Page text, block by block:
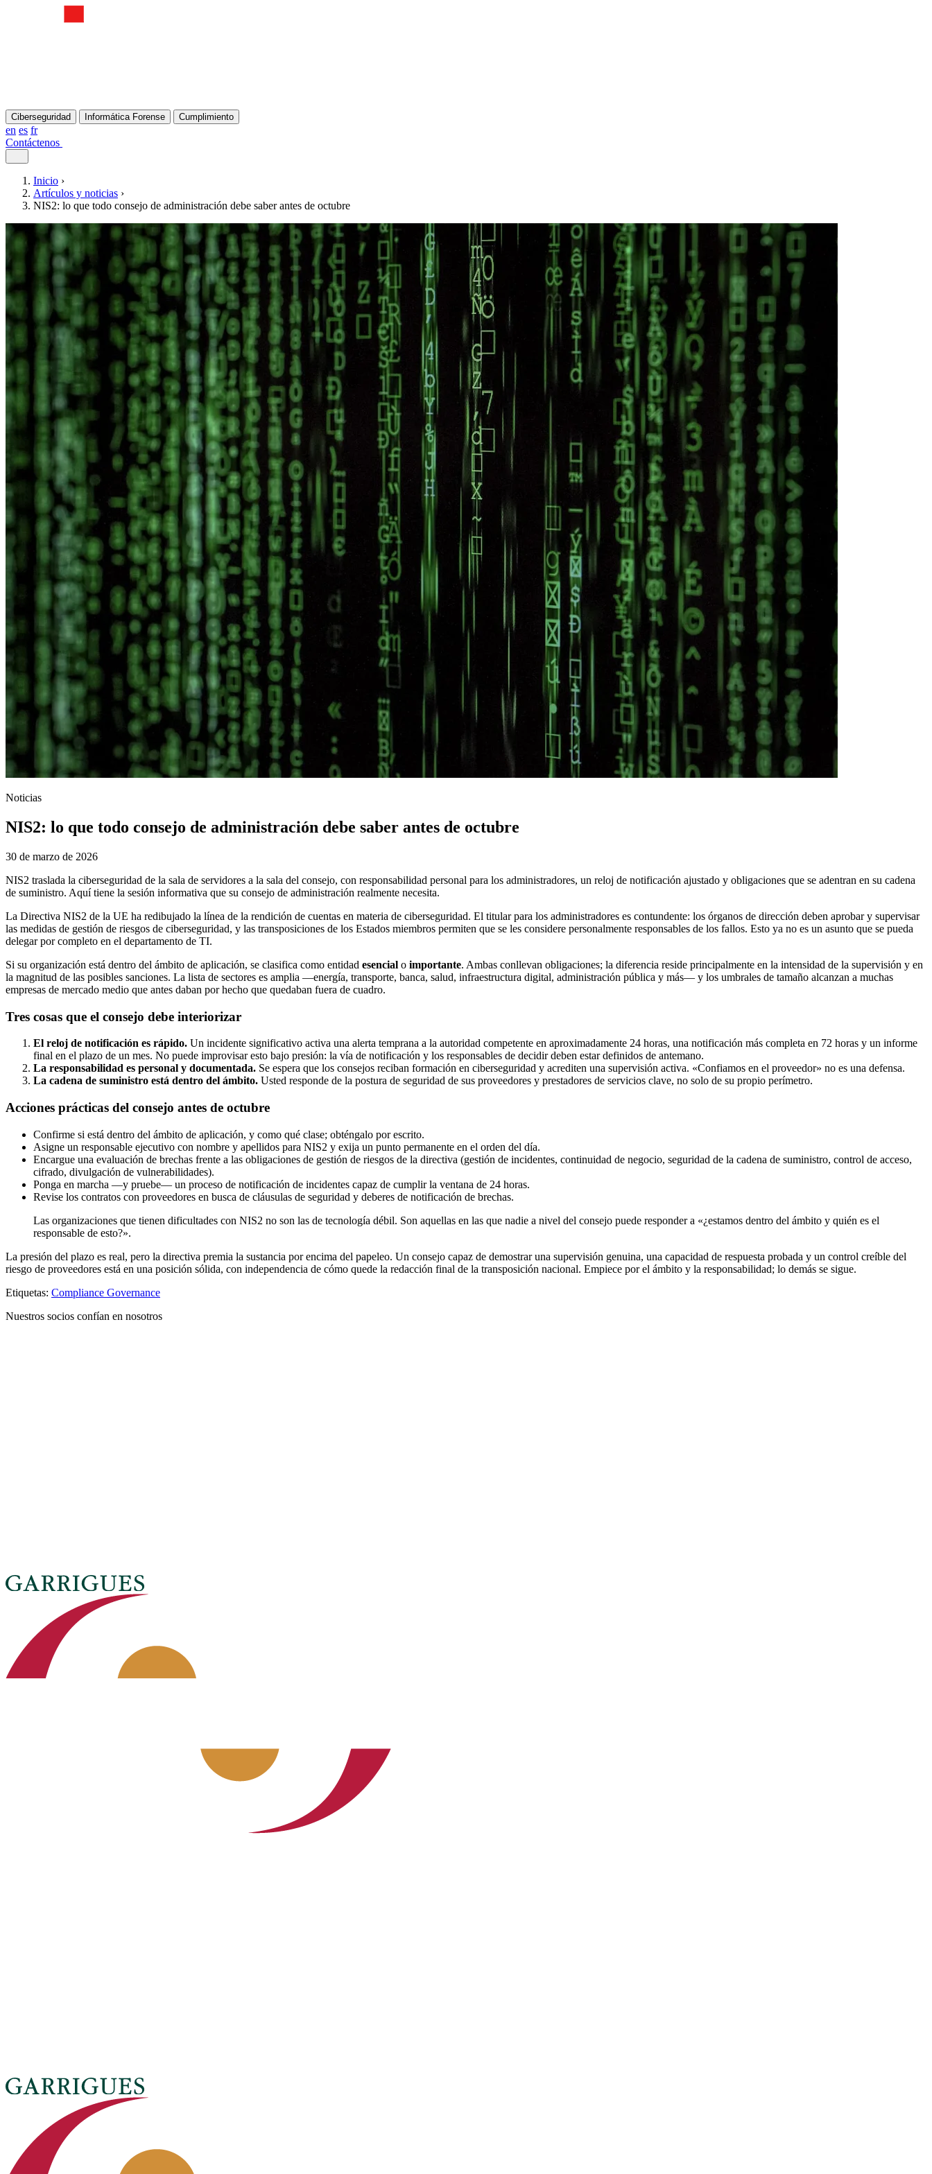
Ciberseguridad Informática Forense Cumplimiento
en es fr
Contáctenos
Inicio ›
Artículos y noticias ›
NIS2: lo que todo consejo de administración debe saber antes de octubre
Noticias
NIS2: lo que todo consejo de administración debe saber antes de octubre
30 de marzo de 2026
NIS2 traslada la ciberseguridad de la sala de servidores a la sala del consejo, con responsabilidad personal para los administradores, un reloj de notificación ajustado y obligaciones que se adentran en su cadena
de suministro. Aquí tiene la sesión informativa que su consejo de administración realmente necesita.
La Directiva NIS2 de la UE ha redibujado la línea de la rendición de cuentas en materia de ciberseguridad. El titular para los administradores es contundente: los órganos de dirección deben aprobar y supervisar
las medidas de gestión de riesgos de ciberseguridad, y las transposiciones de los Estados miembros permiten que se les considere personalmente responsables de los fallos. Esto ya no es un asunto que se pueda
delegar por completo en el departamento de TI.
Si su organización está dentro del ámbito de aplicación, se clasifica como entidad esencial o importante. Ambas conllevan obligaciones; la diferencia reside principalmente en la intensidad de la supervisión y en
la magnitud de las posibles sanciones. La lista de sectores es amplia —energía, transporte, banca, salud, infraestructura digital, administración pública y más— y los umbrales de tamaño alcanzan a muchas
empresas de mercado medio que antes daban por hecho que quedaban fuera de cuadro.
Tres cosas que el consejo debe interiorizar
El reloj de notificación es rápido. Un incidente significativo activa una alerta temprana a la autoridad competente en aproximadamente 24 horas, una notificación más completa en 72 horas y un informe
final en el plazo de un mes. No puede improvisar esto bajo presión: la vía de notificación y los responsables de decidir deben estar definidos de antemano.
La responsabilidad es personal y documentada. Se espera que los consejos reciban formación en ciberseguridad y acrediten una supervisión activa. «Confiamos en el proveedor» no es una defensa.
La cadena de suministro está dentro del ámbito. Usted responde de la postura de seguridad de sus proveedores y prestadores de servicios clave, no solo de su propio perímetro.
Acciones prácticas del consejo antes de octubre
Confirme si está dentro del ámbito de aplicación, y como qué clase; obténgalo por escrito.
Asigne un responsable ejecutivo con nombre y apellidos para NIS2 y exija un punto permanente en el orden del día.
Encargue una evaluación de brechas frente a las obligaciones de gestión de riesgos de la directiva (gestión de incidentes, continuidad de negocio, seguridad de la cadena de suministro, control de acceso,
cifrado, divulgación de vulnerabilidades).
Ponga en marcha —y pruebe— un proceso de notificación de incidentes capaz de cumplir la ventana de 24 horas.
Revise los contratos con proveedores en busca de cláusulas de seguridad y deberes de notificación de brechas.
Las organizaciones que tienen dificultades con NIS2 no son las de tecnología débil. Son aquellas en las que nadie a nivel del consejo puede responder a «¿estamos dentro del ámbito y quién es el
responsable de esto?».
La presión del plazo es real, pero la directiva premia la sustancia por encima del papeleo. Un consejo capaz de demostrar una supervisión genuina, una capacidad de respuesta probada y un control creíble del
riesgo de proveedores está en una posición sólida, con independencia de cómo quede la redacción final de la transposición nacional. Empiece por el ámbito y la responsabilidad; lo demás se sigue.
Etiquetas: Compliance Governance
Nuestros socios confían en nosotros